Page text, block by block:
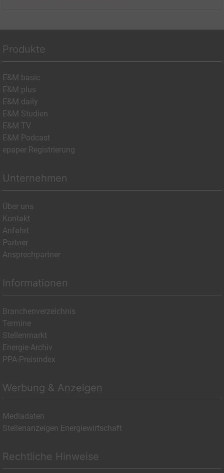
Produkte
E&M basic
E&M plus
E&M daily
E&M Studien
E&M TV
E&M Podcast
epaper Registrierung
Unternehmen
Über uns
Kontakt
Anfahrt
Partner
Ansprechpartner
Informationen
Branchenverzeichnis
Termine
Stellenmarkt
Energie-Archiv
PPA-Preisindex
Werbung & Anzeigen
Mediadaten
Stellenanzeigen Energiewirtschaft
Rechtliche Hinweise